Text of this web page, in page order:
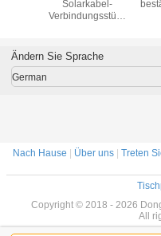
Solarkabel-
Verbindungsstück
elektrischen Draht
6mm 4mm
Ändern Sie Sprache
German
Nach Hause | Über uns | Treten
Copyright © 2018 - 2026
All